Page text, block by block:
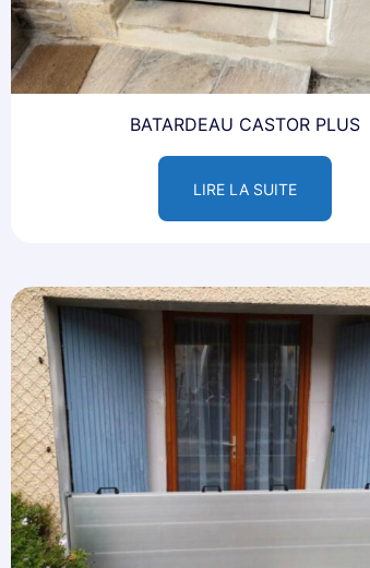
BATARDEAU CASTOR PLUS
LIRE LA SUITE